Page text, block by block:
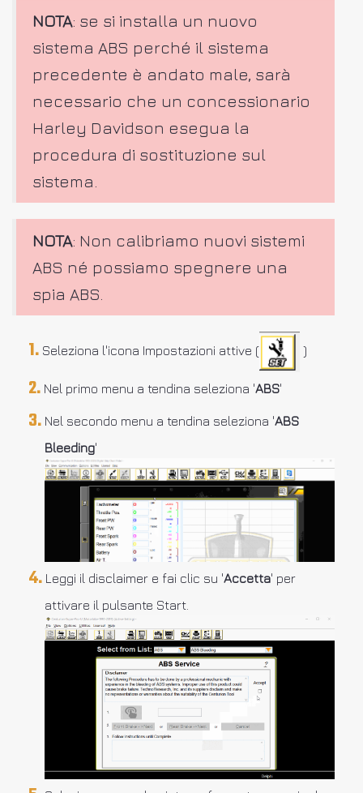
NOTA: se si installa un nuovo
sistema ABS perché il sistema
precedente è andato male, sarà
necessario che un concessionario
Harley Davidson esegua la
procedura di sostituzione sul
sistema.
NOTA: Non calibriamo nuovi sistemi
ABS né possiamo spegnere una
spia ABS.
Seleziona l'icona Impostazioni attive ( )
Nel primo menu a tendina seleziona 'ABS'
Nel secondo menu a tendina seleziona 'ABS
Bleeding'
Leggi il disclaimer e fai clic su 'Accetta' per
attivare il pulsante Start.